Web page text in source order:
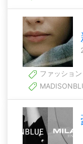
ファッション